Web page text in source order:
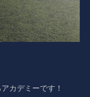
カデミーです！